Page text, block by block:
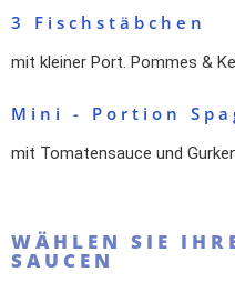
3 Fischstäbchen
mit kleiner Port. Pommes &
Mini - Portion
mit Tomatensauce und
WÄHLEN SIE
SAUCEN